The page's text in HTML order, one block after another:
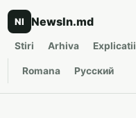
NI NewsIn.md
Stiri Arhiva Explicatii
Romana Русский